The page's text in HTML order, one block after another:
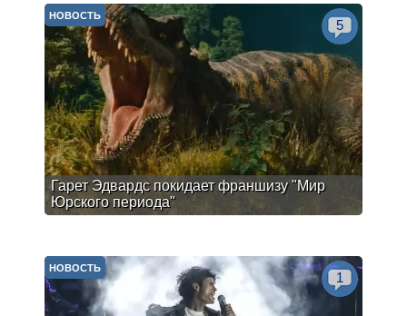
Гарет Эдвардс покидает франшизу "Мир
Юрского периода"
НОВОСТЬ
5
НОВОСТЬ
1